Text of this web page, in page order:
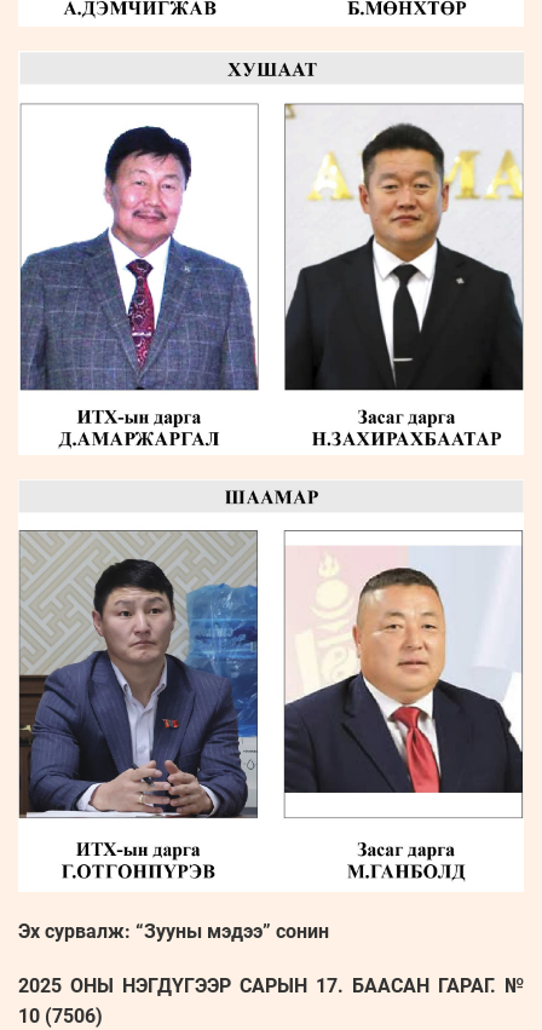
Эх сурвалж: “Зууны мэдээ” сонин
2025 ОНЫ НЭГДҮГЭЭР САРЫН 17. БААСАН ГАРАГ. №
10 (7506)